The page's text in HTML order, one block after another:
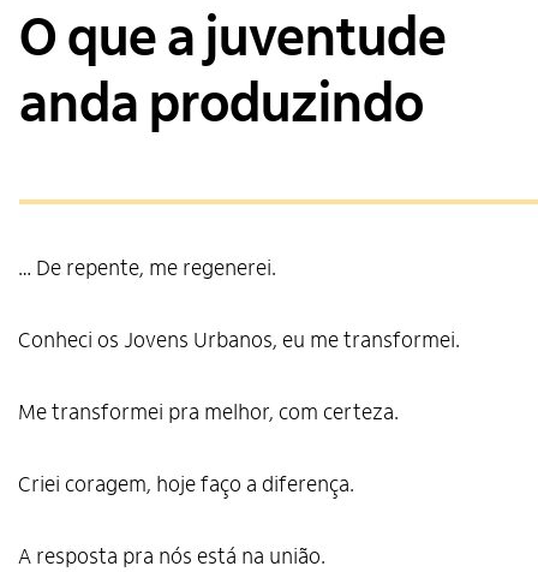
Contato
O que a juventude
anda produzindo
… De repente, me regenerei.
Conheci os Jovens Urbanos, eu me transformei.
Me transformei pra melhor, com certeza.
Criei coragem, hoje faço a diferença.
A resposta pra nós está na união.